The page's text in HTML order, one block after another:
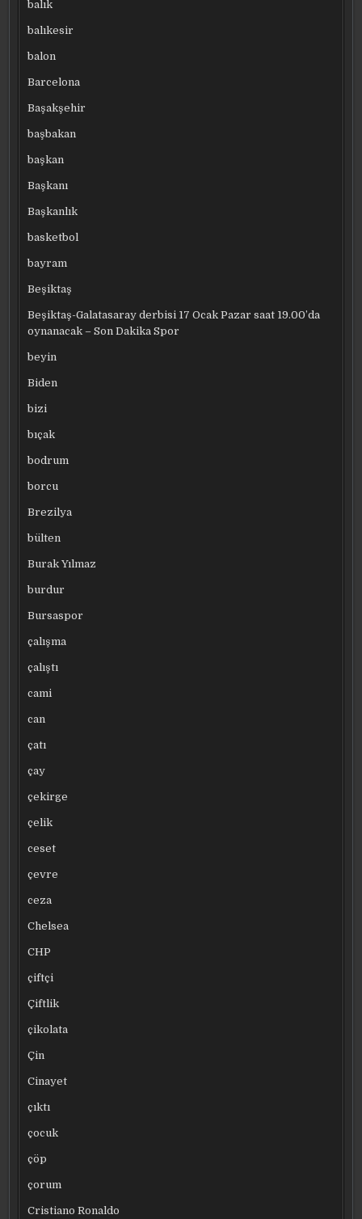
balık
balıkesir
balon
Barcelona
Başakşehir
başbakan
başkan
Başkanı
Başkanlık
basketbol
bayram
Beşiktaş
Beşiktaş-Galatasaray derbisi 17 Ocak Pazar saat 19.00’da
oynanacak – Son Dakika Spor
beyin
Biden
bizi
bıçak
bodrum
borcu
Brezilya
bülten
Burak Yılmaz
burdur
Bursaspor
çalışma
çalıştı
cami
can
çatı
çay
çekirge
çelik
ceset
çevre
ceza
Chelsea
CHP
çiftçi
Çiftlik
çikolata
Çin
Cinayet
çıktı
çocuk
çöp
çorum
Cristiano Ronaldo